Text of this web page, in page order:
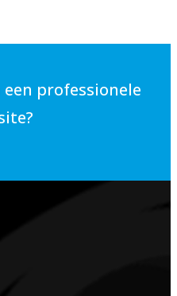
professionele